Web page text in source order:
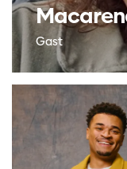
Gast